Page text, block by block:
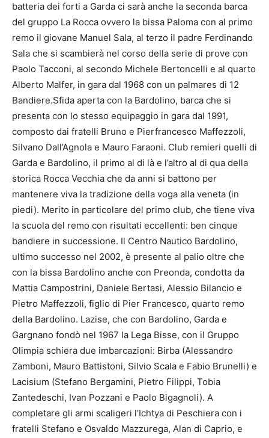
batteria dei forti a Garda ci sarà anche la seconda barca
del gruppo La Rocca ovvero la bissa Paloma con al primo
remo il giovane Manuel Sala, al terzo il padre Ferdinando
Sala che si scambierà nel corso della serie di prove con
Paolo Tacconi, al secondo Michele Bertoncelli e al quarto
Alberto Malfer, in gara dal 1968 con un palmares di 12
Bandiere.Sfida aperta con la Bardolino, barca che si
presenta con lo stesso equipaggio in gara dal 1991,
composto dai fratelli Bruno e Pierfrancesco Maffezzoli,
Silvano Dall’Agnola e Mauro Faraoni. Club remieri quelli di
Garda e Bardolino, il primo al di là e l’altro al di qua della
storica Rocca Vecchia che da anni si battono per
mantenere viva la tradizione della voga alla veneta (in
piedi). Merito in particolare del primo club, che tiene viva
la scuola del remo con risultati eccellenti: ben cinque
bandiere in successione. Il Centro Nautico Bardolino,
ultimo successo nel 2002, è presente al palio oltre che
con la bissa Bardolino anche con Preonda, condotta da
Mattia Campostrini, Daniele Bertasi, Alessio Bilancio e
Pietro Maffezzoli, figlio di Pier Francesco, quarto remo
della Bardolino. Lazise, che con Bardolino, Garda e
Gargnano fondò nel 1967 la Lega Bisse, con il Gruppo
Olimpia schiera due imbarcazioni: Birba (Alessandro
Zamboni, Mauro Battistoni, Silvio Scala e Fabio Brunelli) e
Lacisium (Stefano Bergamini, Pietro Filippi, Tobia
Zantedeschi, Ivan Pozzani e Paolo Bigagnoli). A
completare gli armi scaligeri l’Ichtya di Peschiera con i
fratelli Stefano e Osvaldo Mazzurega, Alan di Caprio, e